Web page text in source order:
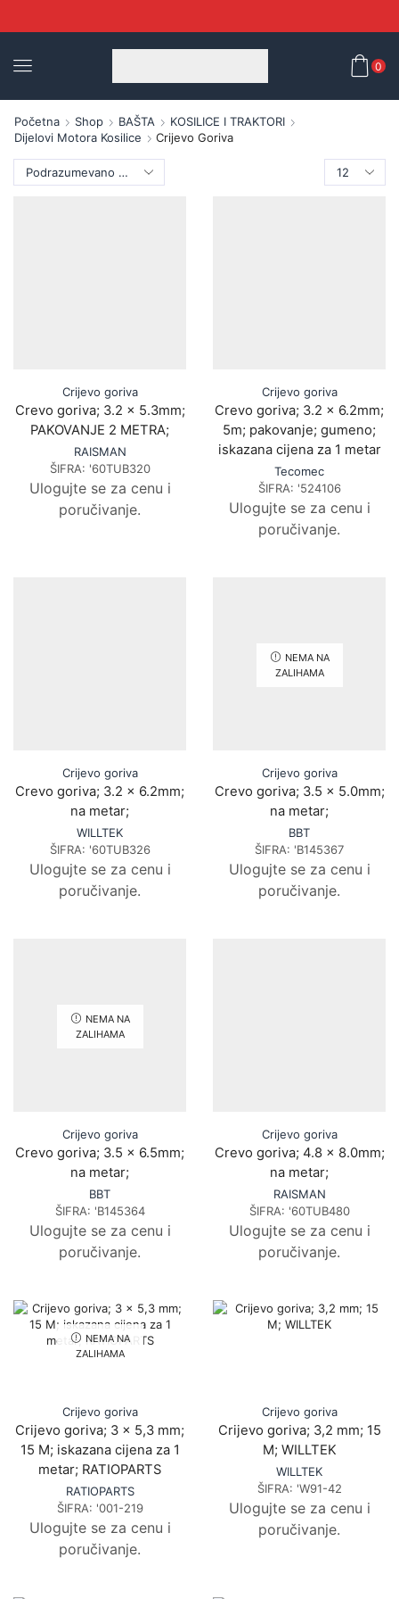
0
Početna Shop BAŠTA
KOSILICE I TRAKTORI
Dijelovi Motora Kosilice
Crijevo Goriva
Crijevo goriva
Crevo goriva; 3.2 x 5.3mm;
PAKOVANJE 2 METRA;
RAISMAN
ŠIFRA: '60TUB320
Ulogujte se za cenu i
poručivanje.
Crijevo goriva
Crevo goriva; 3.2 x 6.2mm;
5m; pakovanje; gumeno;
iskazana cijena za 1 metar
Tecomec
ŠIFRA: '524106
Ulogujte se za cenu i
poručivanje.
Crijevo goriva
Crevo goriva; 3.2 x 6.2mm;
na metar;
WILLTEK
ŠIFRA: '60TUB326
Ulogujte se za cenu i
poručivanje.
NEMA NA
ZALIHAMA
Crijevo goriva
Crevo goriva; 3.5 x 5.0mm;
na metar;
BBT
ŠIFRA: 'B145367
Ulogujte se za cenu i
poručivanje.
NEMA NA
ZALIHAMA
Crijevo goriva
Crevo goriva; 3.5 x 6.5mm;
na metar;
BBT
ŠIFRA: 'B145364
Ulogujte se za cenu i
poručivanje.
Crijevo goriva
Crevo goriva; 4.8 x 8.0mm;
na metar;
RAISMAN
ŠIFRA: '60TUB480
Ulogujte se za cenu i
poručivanje.
NEMA NA
ZALIHAMA
Crijevo goriva
Crijevo goriva; 3 x 5,3 mm;
15 M; iskazana cijena za 1
metar; RATIOPARTS
RATIOPARTS
ŠIFRA: '001-219
Ulogujte se za cenu i
poručivanje.
Crijevo goriva
Crijevo goriva; 3,2 mm; 15
M; WILLTEK
WILLTEK
ŠIFRA: 'W91-42
Ulogujte se za cenu i
poručivanje.